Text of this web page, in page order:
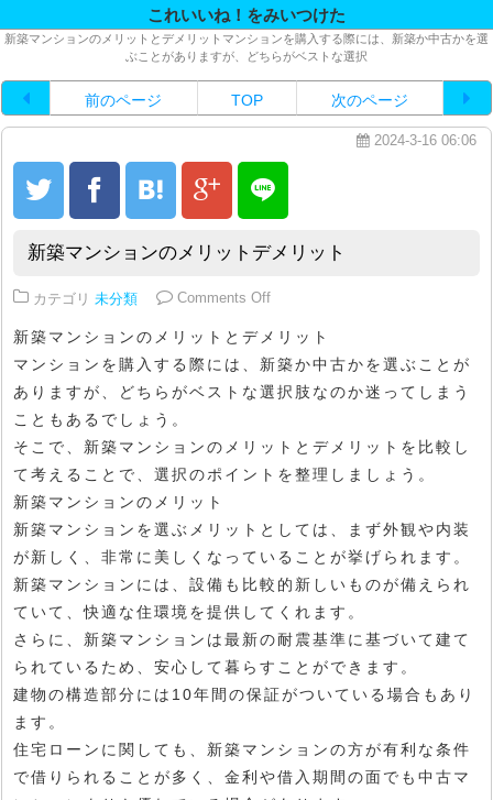
これいいね！をみいつけた
新築マンションのメリットとデメリットマンションを購入する際には、新築か中古かを選
ぶことがありますが、どちらがベストな選択
前のページ TOP 次のページ
2024-3-16 06:06
新築マンションのメリットデメリット
カテゴリ 未分類 Comments Offon 新築マンションのメリットデメ
新築マンションのメリットとデメリット
マンションを購入する際には、新築か中古かを選ぶことが
ありますが、どちらがベストな選択肢なのか迷ってしまう
こともあるでしょう。
そこで、新築マンションのメリットとデメリットを比較し
て考えることで、選択のポイントを整理しましょう。
新築マンションのメリット
新築マンションを選ぶメリットとしては、まず外観や内装
が新しく、非常に美しくなっていることが挙げられます。
新築マンションには、設備も比較的新しいものが備えられ
ていて、快適な住環境を提供してくれます。
さらに、新築マンションは最新の耐震基準に基づいて建て
られているため、安心して暮らすことができます。
建物の構造部分には10年間の保証がついている場合もあり
ます。
住宅ローンに関しても、新築マンションの方が有利な条件
で借りられることが多く、金利や借入期間の面でも中古マ